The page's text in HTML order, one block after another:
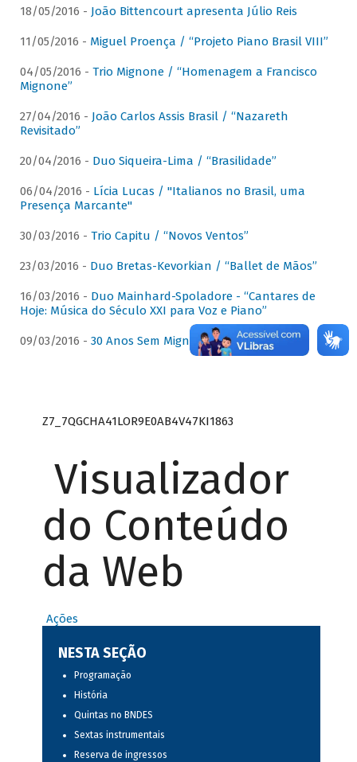
18/05/2016 - João Bittencourt apresenta Júlio Reis
11/05/2016 - Miguel Proença / “Projeto Piano Brasil VIII”
04/05/2016 - Trio Mignone / “Homenagem a Francisco
Mignone”
27/04/2016 - João Carlos Assis Brasil / “Nazareth
Revisitado”
20/04/2016 - Duo Siqueira-Lima / “Brasilidade”
06/04/2016 - Lícia Lucas / "Italianos no Brasil, uma
Presença Marcante"
30/03/2016 - Trio Capitu / “Novos Ventos”
23/03/2016 - Duo Bretas-Kevorkian / “Ballet de Mãos”
16/03/2016 - Duo Mainhard-Spoladore - “Cantares de
Hoje: Música do Século XXI para Voz e Piano”
09/03/2016 - 30 Anos Sem Mignone
Z7_7QGCHA41LOR9E0AB4V47KI1863
Visualizador
do Conteúdo
da Web
Ações
NESTA SEÇÃO
Programação
História
Quintas no BNDES
Sextas instrumentais
Reserva de ingressos